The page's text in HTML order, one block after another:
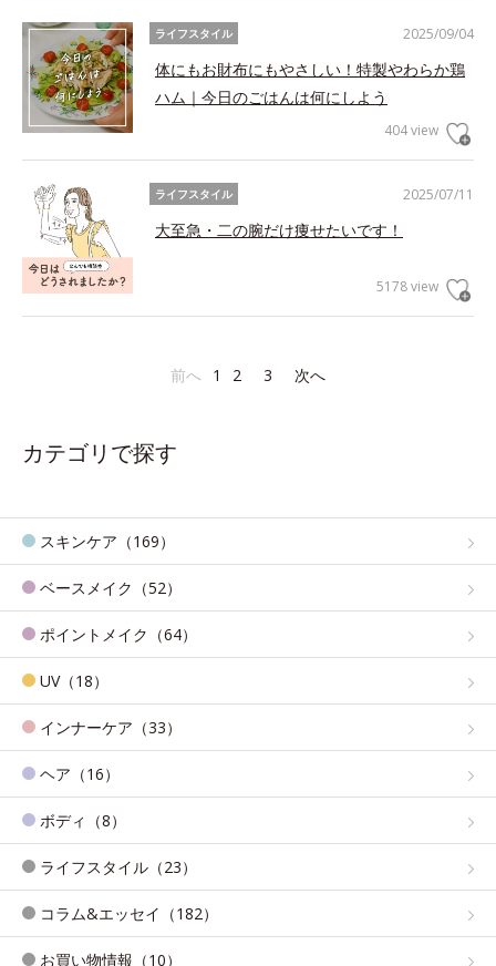
2025/09/04
ライフスタイル
体にもお財布にもやさしい！特製やわらか鶏
ハム｜今日のごはんは何にしよう
404 view
2025/07/11
ライフスタイル
大至急・二の腕だけ痩せたいです！
5178 view
前へ 1 2 3 次へ
カテゴリで探す
スキンケア（169）
ベースメイク（52）
ポイントメイク（64）
UV（18）
インナーケア（33）
ヘア（16）
ボディ（8）
ライフスタイル（23）
コラム&エッセイ（182）
お買い物情報（10）